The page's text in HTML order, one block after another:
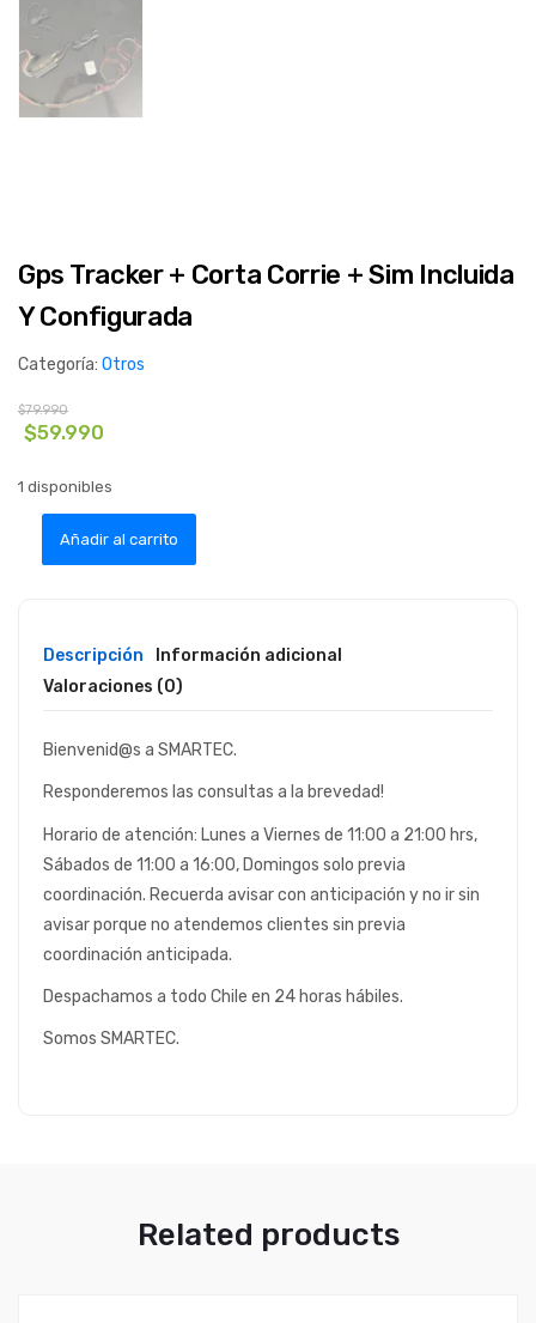
Gps Tracker + Corta Corrie + Sim Incluida
Y Configurada
Categoría: Otros
$79.990
El
precio
era:
$59.990
es:
1 disponibles
Añadir al carrito
Descripción
Información adicional
Valoraciones (0)
Bienvenid@s a SMARTEC.
Responderemos las consultas a la brevedad!
Horario de atención: Lunes a Viernes de 11:00 a 21:00 hrs,
Sábados de 11:00 a 16:00, Domingos solo previa
coordinación. Recuerda avisar con anticipación y no ir sin
avisar porque no atendemos clientes sin previa
coordinación anticipada.
Despachamos a todo Chile en 24 horas hábiles.
Somos SMARTEC.
Related products